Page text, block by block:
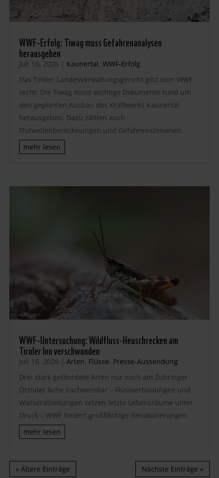
WWF-Erfolg: Tiwag muss Gefahrenanalysen
herausgeben
Juli 16, 2026 | Kaunertal, WWF-Erfolg
Das Tiroler Landesverwaltungsgericht gibt dem WWF
recht: Die Tiwag muss wichtige Dokumente rund um
den geplanten Ausbau des Kraftwerks Kaunertal
herausgeben. Dazu zählen auch
Flutwellenberechnungen und Gefahrenszenarien.
mehr lesen
WWF-Untersuchung: Wildfluss-Heuschrecken am
Tiroler Inn verschwunden
Juli 16, 2026 | Arten, Flüsse, Presse-Aussendung
Drei stark gefährdete Arten nur noch am Zubringer
Ötztaler Ache nachweisbar – Flussverbauungen und
Wasserableitungen setzen letzte Lebensräume unter
Druck – WWF fordert großflächige Renaturierungen
mehr lesen
« Ältere Einträge Nächste Einträge »